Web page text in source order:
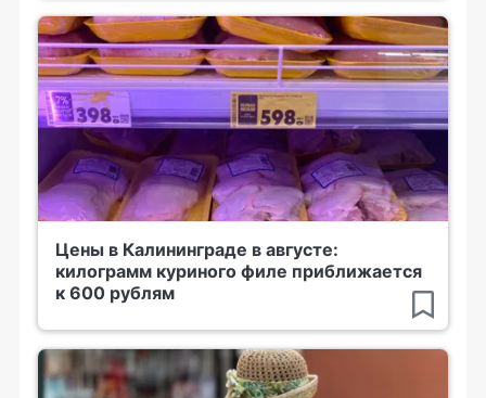
Цены в Калининграде в августе:
килограмм куриного филе приближается
к 600 рублям